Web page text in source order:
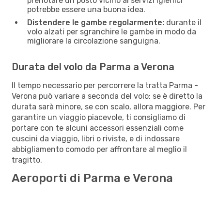
potrebbe essere una buona idea.
Distendere le gambe regolarmente: durante il
volo alzati per sgranchire le gambe in modo da
migliorare la circolazione sanguigna.
Durata del volo da Parma a Verona
Il tempo necessario per percorrere la tratta Parma -
Verona può variare a seconda del volo: se è diretto la
durata sarà minore, se con scalo, allora maggiore. Per
garantire un viaggio piacevole, ti consigliamo di
portare con te alcuni accessori essenziali come
cuscini da viaggio, libri o riviste, e di indossare
abbigliamento comodo per affrontare al meglio il
tragitto.
Aeroporti di Parma e Verona